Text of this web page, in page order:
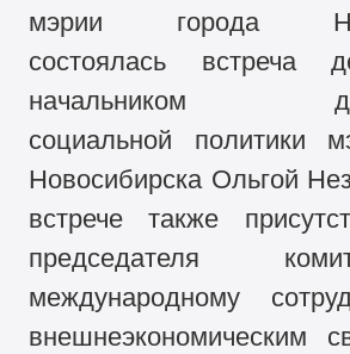
мэрии города
состоялась встреча
начальником
социальной политики
Новосибирска Ольгой
встрече также
председателя
международному
внешнеэкономическим